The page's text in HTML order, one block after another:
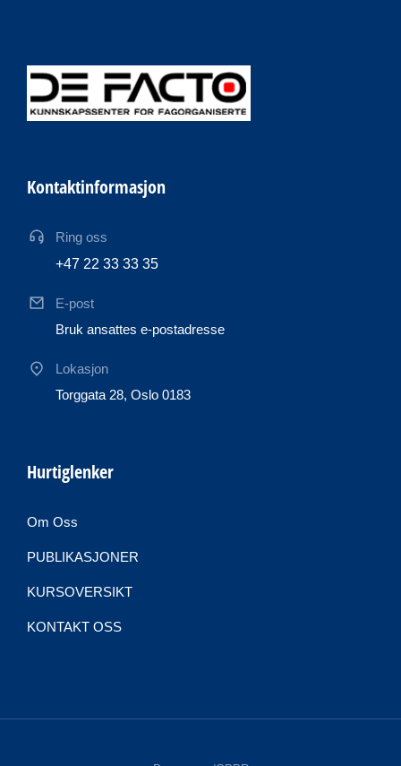
Kontaktinformasjon
Ring oss
+47 22 33 33 35
E-post
Bruk ansattes e-postadresse
Lokasjon
Torggata 28, Oslo 0183
Hurtiglenker
Om Oss
PUBLIKASJONER
KURSOVERSIKT
KONTAKT OSS